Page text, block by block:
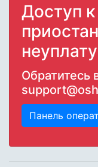
Доступ к
неуплату
Обратитесь
Панель